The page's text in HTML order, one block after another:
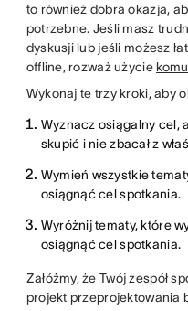
to również dobra okazja,
potrzebne. Jeśli masz
dyskusji lub jeśli możesz
offline, rozważ użycie
Wykonaj te trzy kroki, aby
Wyznacz osiągalny cel,
skupić i nie zbacał z
Wymień wszystkie
osiągnąć cel spotkania.
Wyróżnij tematy, które
osiągnąć cel spotkania.
Załóżmy, że Twój zespół
projekt przeprojektowania